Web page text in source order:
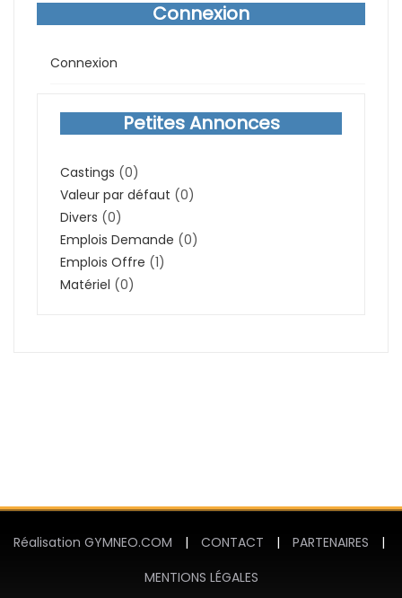
Connexion
Connexion
Petites Annonces
Castings (0)
Valeur par défaut (0)
Divers (0)
Emplois Demande (0)
Emplois Offre (1)
Matériel (0)
Réalisation GYMNEO.COM | CONTACT | PARTENAIRES
|
MENTIONS LÉGALES